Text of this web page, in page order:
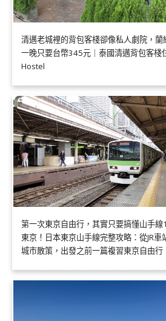
清邁老城裡的背包客棧卻像私人劇院，
一晚只要台幣345元｜泰國清邁背包客棧
Hostel
第一次東京自由行，其實只要搞懂山手
東京！日本東京山手線完整攻略：從JR車
城市散策，出發之前一篇複習東京自由行